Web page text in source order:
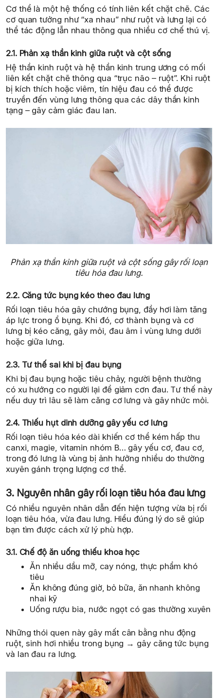
Cơ thể là một hệ thống có tính liên kết chặt chẽ. Các
cơ quan tưởng như “xa nhau” như ruột và lưng lại có
thể tác động lẫn nhau thông qua nhiều cơ chế thú vị.
2.1. Phản xạ thần kinh giữa ruột và cột sống
Hệ thần kinh ruột và hệ thần kinh trung ương có mối
liên kết chặt chẽ thông qua “trục não – ruột”. Khi ruột
bị kích thích hoặc viêm, tín hiệu đau có thể được
truyền đến vùng lưng thông qua các dây thần kinh
tạng – gây cảm giác đau lan.
Phản xạ thần kinh giữa ruột và cột sống gây rối loạn
tiêu hóa đau lưng.
2.2. Căng tức bụng kéo theo đau lưng
Rối loạn tiêu hóa gây chướng bụng, đầy hơi làm tăng
áp lực trong ổ bụng. Khi đó, cơ thành bụng và cơ
lưng bị kéo căng, gây mỏi, đau âm ỉ vùng lưng dưới
hoặc giữa lưng.
2.3. Tư thế sai khi bị đau bụng
Khi bị đau bụng hoặc tiêu chảy, người bệnh thường
có xu hướng co người lại để giảm cơn đau. Tư thế này
nếu duy trì lâu sẽ làm căng cơ lưng và gây nhức mỏi.
2.4. Thiếu hụt dinh dưỡng gây yếu cơ lưng
Rối loạn tiêu hóa kéo dài khiến cơ thể kém hấp thu
canxi, magie, vitamin nhóm B… gây yếu cơ, đau cơ,
trong đó lưng là vùng bị ảnh hưởng nhiều do thường
xuyên gánh trọng lượng cơ thể.
3. Nguyên nhân gây rối loạn tiêu hóa đau lưng
Có nhiều nguyên nhân dẫn đến hiện tượng vừa bị rối
loạn tiêu hóa, vừa đau lưng. Hiểu đúng lý do sẽ giúp
bạn tìm được cách xử lý phù hợp.
3.1. Chế độ ăn uống thiếu khoa học
Ăn nhiều dầu mỡ, cay nóng, thực phẩm khó
tiêu
Ăn không đúng giờ, bỏ bữa, ăn nhanh không
nhai kỹ
Uống rượu bia, nước ngọt có gas thường xuyên
Những thói quen này gây mất cân bằng nhu động
ruột, sinh hơi nhiều trong bụng → gây căng tức bụng
và lan đau ra lưng.